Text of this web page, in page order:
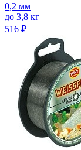
0,2 мм
до 3,8 кг
516 ₽